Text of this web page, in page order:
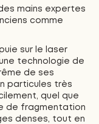
mains expertes
comme
sur le laser
technologie de
de ses
particules très
quel que
de fragmentation
denses, tout en